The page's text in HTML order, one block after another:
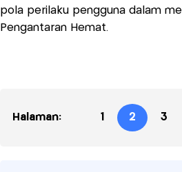
pola perilaku pengguna dalam
Pengantaran Hemat.
Halaman: 1 2 3